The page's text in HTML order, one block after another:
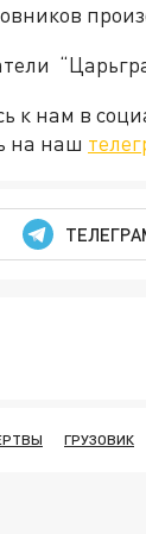
к нам в
на наш
ГРУЗОВИК